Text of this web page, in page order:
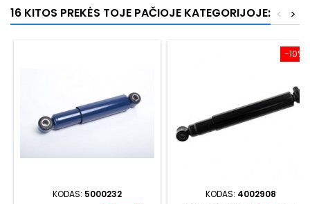
16 KITOS PREKĖS TOJE PAČIOJE KATEGORIJOJE: >
<
KODAS: 5000232
−10%
KODAS: 4002908